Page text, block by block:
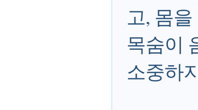
고, 몸
목숨이
소중하